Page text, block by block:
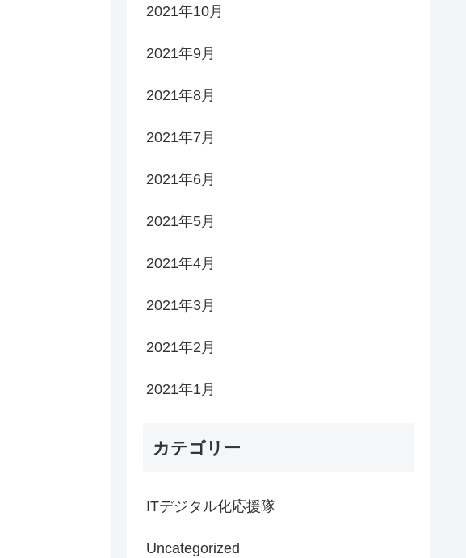
2021年10月
2021年9月
2021年8月
2021年7月
2021年6月
2021年5月
2021年4月
2021年3月
2021年2月
2021年1月
カテゴリー
ITデジタル化応援隊
Uncategorized